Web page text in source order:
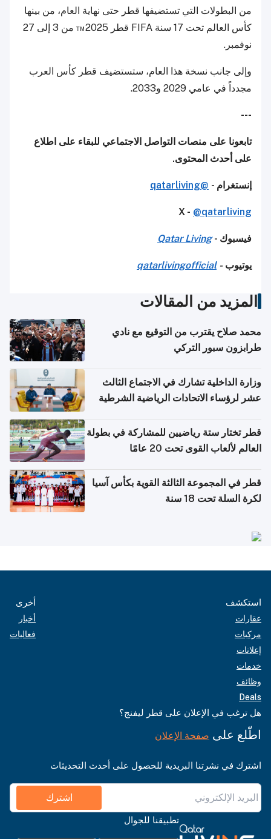
من البطولات التي تستضيفها قطر حتى نهاية العام، من بينها
كأس العالم تحت 17 سنة FIFA قطر 2025™ من 3 إلى 27
نوفمبر.
وإلى جانب نسخة هذا العام، ستستضيف قطر كأس العرب
مجدداً في عامي 2029 و2033.
---
تابعونا على منصات التواصل الاجتماعي للبقاء على اطلاع
على أحدث المحتوى.
إنستغرام - @qatarliving
X - @qatarliving
فيسبوك -Qatar Living
يوتيوب-
qatarlivingofficial
المزيد من المقالات
محمد صلاح يقترب من التوقيع مع نادي
طرابزون سبور التركي
وزارة الداخلية تشارك في الاجتماع الثالث
عشر لرؤساء الاتحادات الرياضية الشرطية
قطر تختار ستة رياضيين للمشاركة في بطولة
العالم لألعاب القوى تحت 20 عامًا
قطر في المجموعة الثالثة القوية بكأس آسيا
لكرة السلة تحت 18 سنة
استكشف
عقارات
مركبات
إعلانات
خدمات
وظائف
Deals
أخرى
أخبار
فعاليات
هل ترغب في الإعلان على قطر ليفنج؟
اطّلع على صفحة الإعلان
اشترك في نشرتنا البريدية للحصول على أحدث التحديثات
اشترك
تطبيقنا للجوال